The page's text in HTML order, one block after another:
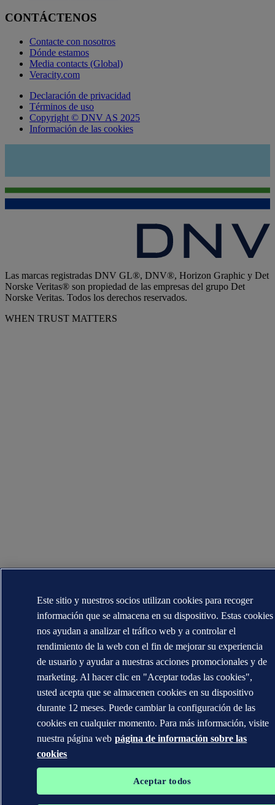
CONTÁCTENOS
Contacte con nosotros
Dónde estamos
Media contacts (Global)
Veracity.com
Declaración de privacidad
Términos de uso
Copyright © DNV AS 2025
Información de las cookies
Las marcas registradas DNV GL®, DNV®, Horizon Graphic y Det
Norske Veritas® son propiedad de las empresas del grupo Det
Norske Veritas. Todos los derechos reservados.
WHEN TRUST MATTERS
Este sitio y nuestros socios utilizan cookies para recoger
información que se almacena en su dispositivo. Estas cookies
nos ayudan a analizar el tráfico web y a controlar el
rendimiento de la web con el fin de mejorar su experiencia
de usuario y ayudar a nuestras acciones promocionales y de
marketing. Al hacer clic en "Aceptar todas las cookies",
usted acepta que se almacenen cookies en su dispositivo
durante 12 meses. Puede cambiar la configuración de las
cookies en cualquier momento. Para más información, visite
nuestra página web página de información sobre las
cookies
Aceptar todos